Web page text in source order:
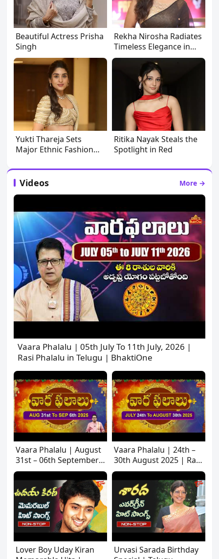
Beautiful Actress Prisha
Singh
Rekha Nirosha Radiates
Timeless Elegance in
Black
Yukti Thareja Sets
Major Ethnic Fashion
Ritika Nayak Steals the
Spotlight in Red
Videos More →
Vaara Phalalu | 05th July To 11th July, 2026 |
Rasi Phalalu in Telugu | BhaktiOne
Vaara Phalalu | August
31st – 06th September
2025 | Rasi Phalalu in
Telugu | BhaktiOne
Vaara Phalalu | 24th –
30th August 2025 | Rasi
Phalalu in Telugu |
Bhakti One
Lover Boy Uday Kiran
Urvasi Sarada Birthday